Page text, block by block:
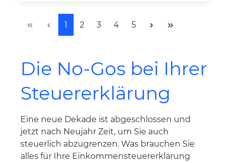
Seite
1 Seite
2 Seite
3 Seite
4 Seite
5
Die No-Gos bei Ihrer
Steuererklärung
Eine neue Dekade ist abgeschlossen und
jetzt nach Neujahr Zeit, um Sie auch
steuerlich abzugrenzen. Was brauchen Sie
alles für Ihre Einkommensteuererklärung